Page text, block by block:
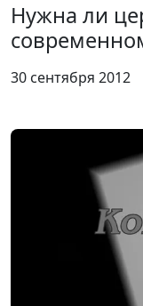
Нужна ли
30 сентября 2012
В ожидании конца
Церковь: здание
сообщество
Сиротство:
социальное,